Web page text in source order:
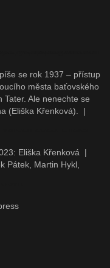
se rok 1937 – přístup
města baťovského
Ale nenechte se
(Eliška Křenková).
|
Eliška Křenková
|
Pátek, Martin Hykl,